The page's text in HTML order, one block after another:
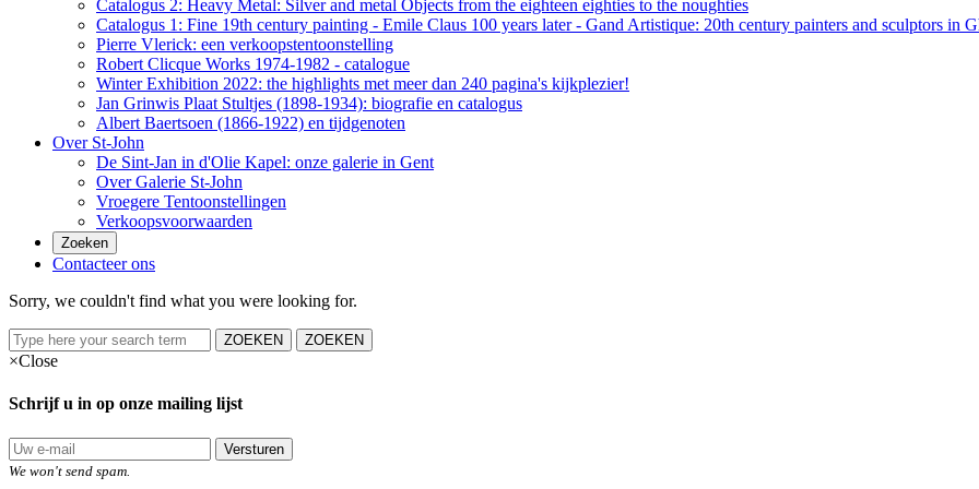
Catalogus 2: Heavy Metal: Silver and metal Objects from the eighteen eighties to the noughties
Catalogus 1: Fine 19th century painting - Emile Claus 100 years later - Gand Artistique: 20th century painters and sculptors in
Pierre Vlerick: een verkoopstentoonstelling
Robert Clicque Works 1974-1982 - catalogue
Winter Exhibition 2022: the highlights met meer dan 240 pagina's kijkplezier!
Jan Grinwis Plaat Stultjes (1898-1934): biografie en catalogus
Albert Baertsoen (1866-1922) en tijdgenoten
Over St-John
De Sint-Jan in d'Olie Kapel: onze galerie in Gent
Over Galerie St-John
Vroegere Tentoonstellingen
Verkoopsvoorwaarden
Zoeken
Contacteer ons
Sorry, we couldn't find what you were looking for.
ZOEKEN ZOEKEN
×Close
Schrijf u in op onze mailing lijst
Versturen
We won't send spam.